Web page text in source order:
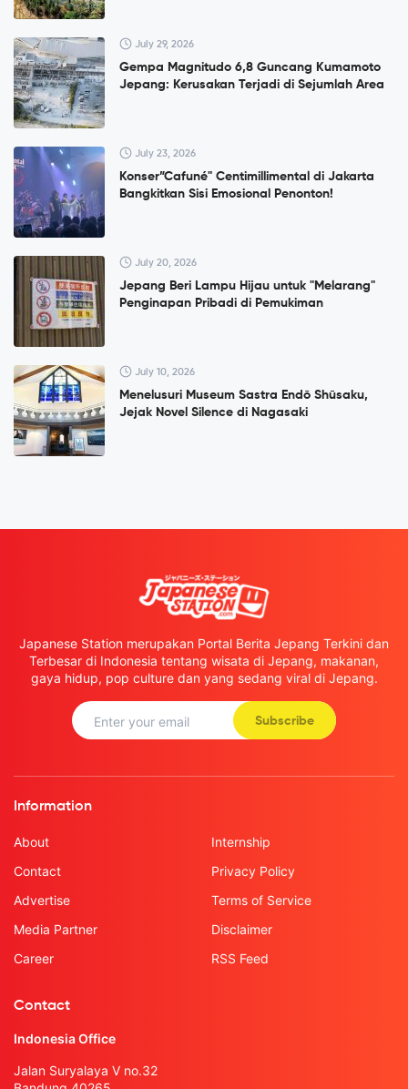
July 29, 2026
Gempa Magnitudo 6,8 Guncang Kumamoto
Jepang: Kerusakan Terjadi di Sejumlah Area
July 23, 2026
Konser”Cafuné" Centimillimental di Jakarta
Bangkitkan Sisi Emosional Penonton!
July 20, 2026
Jepang Beri Lampu Hijau untuk "Melarang"
Penginapan Pribadi di Pemukiman
July 10, 2026
Menelusuri Museum Sastra Endō Shūsaku,
Jejak Novel Silence di Nagasaki
Japanese Station merupakan Portal Berita Jepang Terkini dan
Terbesar di Indonesia tentang wisata di Jepang, makanan,
gaya hidup, pop culture dan yang sedang viral di Jepang.
Subscribe
Information
About
Contact
Advertise
Media Partner
Career
Internship
Privacy Policy
Terms of Service
Disclaimer
RSS Feed
Contact
Indonesia Office
Jalan Suryalaya V no.32